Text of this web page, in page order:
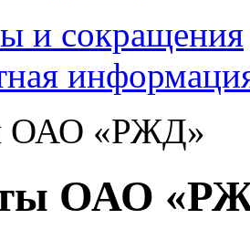
и сокращения
ОАО «РЖД»
ОАО